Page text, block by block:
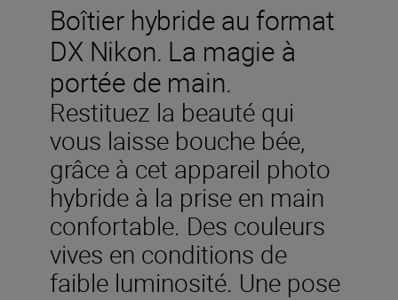
Boîtier hybride au format
DX Nikon. La magie à
portée de main.
Restituez la beauté qui
vous laisse bouche bée,
grâce à cet appareil photo
hybride à la prise en main
confortable. Des couleurs
vives en conditions de
faible luminosité. Une pose